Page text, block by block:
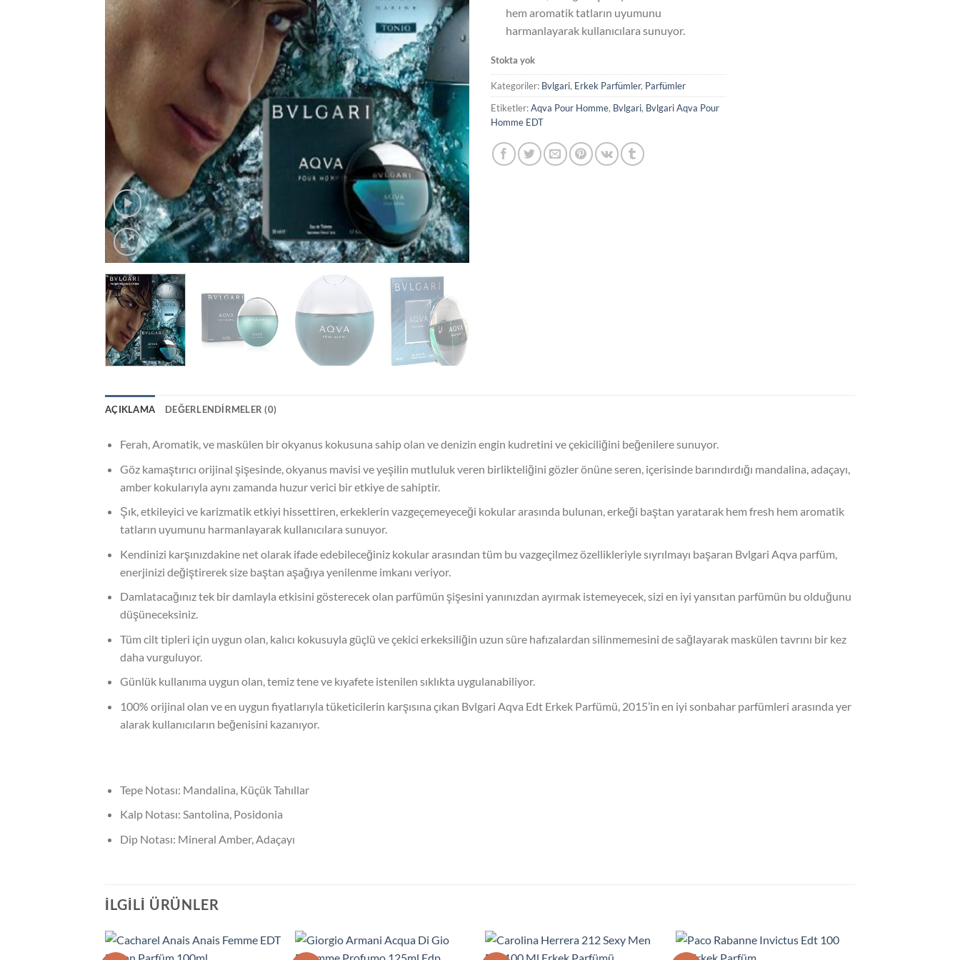
hem aromatik tatların uyumunu
harmanlayarak kullanıcılara sunuyor.
Stokta yok
Kategoriler: Bvlgari, Erkek Parfümler, Parfümler
Etiketler:Aqva Pour Homme, Bvlgari, Bvlgari Aqva Pour
Homme EDT
AÇIKLAMA DEĞERLENDIRMELER (0)
Ferah, Aromatik, ve maskülen bir okyanus kokusuna sahip olan ve denizin engin kudretini ve çekiciliğini beğenilere sunuyor.
Göz kamaştırıcı orijinal şişesinde, okyanus mavisi ve yeşilin mutluluk veren birlikteliğini gözler önüne seren, içerisinde barındırdığı mandalina, adaçayı,
amber kokularıyla aynı zamanda huzur verici bir etkiye de sahiptir.
Şık, etkileyici ve karizmatik etkiyi hissettiren, erkeklerin vazgeçemeyeceği kokular arasında bulunan, erkeği baştan yaratarak hem fresh hem aromatik
tatların uyumunu harmanlayarak kullanıcılara sunuyor.
Kendinizi karşınızdakine net olarak ifade edebileceğiniz kokular arasından tüm bu vazgeçilmez özellikleriyle sıyrılmayı başaran Bvlgari Aqva parfüm,
enerjinizi değiştirerek size baştan aşağıya yenilenme imkanı veriyor.
Damlatacağınız tek bir damlayla etkisini gösterecek olan parfümün şişesini yanınızdan ayırmak istemeyecek, sizi en iyi yansıtan parfümün bu olduğunu
düşüneceksiniz.
Tüm cilt tipleri için uygun olan, kalıcı kokusuyla güçlü ve çekici erkeksiliğin uzun süre hafızalardan silinmemesini de sağlayarak maskülen tavrını bir kez
daha vurguluyor.
Günlük kullanıma uygun olan, temiz tene ve kıyafete istenilen sıklıkta uygulanabiliyor.
100% orijinal olan ve en uygun fiyatlarıyla tüketicilerin karşısına çıkan Bvlgari Aqva Edt Erkek Parfümü, 2015’in en iyi sonbahar parfümleri arasında yer
alarak kullanıcıların beğenisini kazanıyor.
Tepe Notası: Mandalina, Küçük Tahıllar
Kalp Notası: Santolina, Posidonia
Dip Notası: Mineral Amber, Adaçayı
İLGILI ÜRÜNLER